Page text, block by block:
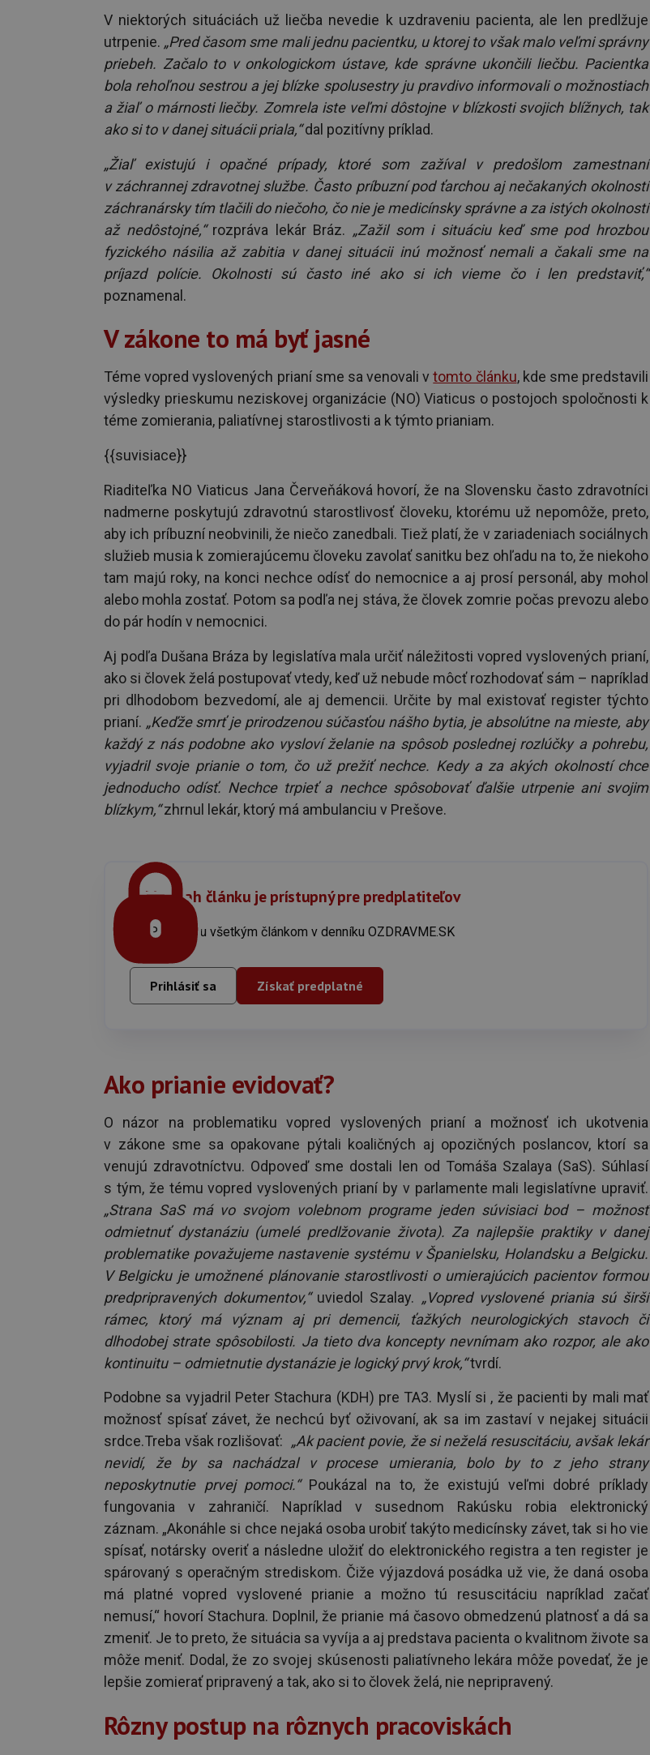
V niektorých situáciách už liečba nevedie k uzdraveniu pacienta, ale len predlžuje
utrpenie. „Pred časom sme mali jednu pacientku, u ktorej to však malo veľmi správny
priebeh. Začalo to v onkologickom ústave, kde správne ukončili liečbu. Pacientka
bola rehoľnou sestrou a jej blízke spolusestry ju pravdivo informovali o možnostiach
a žiaľ o márnosti liečby. Zomrela iste veľmi dôstojne v blízkosti svojich blížnych, tak
ako si to v danej situácii priala,“dal pozitívny príklad.
„Žiaľ existujú i opačné prípady, ktoré som zažíval v predošlom zamestnaní
v záchrannej zdravotnej službe. Často príbuzní pod ťarchou aj nečakaných okolností
záchranársky tím tlačili do niečoho, čo nie je medicínsky správne a za istých okolností
až nedôstojné,“ rozpráva lekár Bráz. „Zažil som i situáciu keď sme pod hrozbou
fyzického násilia až zabitia v danej situácii inú možnosť nemali a čakali sme na
príjazd polície. Okolnosti sú často iné ako si ich vieme čo i len predstaviť,“
poznamenal.
V zákone to má byť jasné
Téme vopred vyslovených prianí sme sa venovali vtomto článku, kde sme predstavili
výsledky prieskumu neziskovej organizácie (NO) Viaticus o postojoch spoločnosti k
téme zomierania, paliatívnej starostlivosti a k týmto prianiam.
{{suvisiace}}
Riaditeľka NO Viaticus Jana Červeňáková hovorí, že na Slovensku často zdravotníci
nadmerne poskytujú zdravotnú starostlivosť človeku, ktorému už nepomôže, preto,
aby ich príbuzní neobvinili, že niečo zanedbali. Tiež platí, že v zariadeniach sociálnych
služieb musia k zomierajúcemu človeku zavolať sanitku bez ohľadu na to, že niekoho
tam majú roky, na konci nechce odísť do nemocnice a aj prosí personál, aby mohol
alebo mohla zostať. Potom sa podľa nej stáva, že človek zomrie počas prevozu alebo
do pár hodín v nemocnici.
Aj podľa Dušana Bráza by legislatíva mala určiť náležitosti vopred vyslovených prianí,
ako si človek želá postupovať vtedy, keď už nebude môcť rozhodovať sám – napríklad
pri dlhodobom bezvedomí, ale aj demencii. Určite by mal existovať register týchto
prianí. „Keďže smrť je prirodzenou súčasťou nášho bytia, je absolútne na mieste, aby
každý z nás podobne ako vysloví želanie na spôsob poslednej rozlúčky a pohrebu,
vyjadril svoje prianie o tom, čo už prežiť nechce. Kedy a za akých okolností chce
jednoducho odísť. Nechce trpieť a nechce spôsobovať ďalšie utrpenie ani svojim
blízkym,“zhrnul lekár, ktorý má ambulanciu v Prešove.
Celý obsah článku je prístupný pre predplatiteľov
Prístup ku všetkým článkom v denníku OZDRAVME.SK
Prihlásiť sa Získať predplatné
Ako prianie evidovať?
O názor na problematiku vopred vyslovených prianí a možnosť ich ukotvenia
v zákone sme sa opakovane pýtali koaličných aj opozičných poslancov, ktorí sa
venujú zdravotníctvu. Odpoveď sme dostali len od Tomáša Szalaya (SaS). Súhlasí
s tým, že tému vopred vyslovených prianí by v parlamente mali legislatívne upraviť.
„Strana SaS má vo svojom volebnom programe jeden súvisiaci bod – možnosť
odmietnuť dystanáziu (umelé predlžovanie života). Za najlepšie praktiky v danej
problematike považujeme nastavenie systému v Španielsku, Holandsku a Belgicku.
V Belgicku je umožnené plánovanie starostlivosti o umierajúcich pacientov formou
predpripravených dokumentov,“ uviedol Szalay. „Vopred vyslovené priania sú širší
rámec, ktorý má význam aj pri demencii, ťažkých neurologických stavoch či
dlhodobej strate spôsobilosti. Ja tieto dva koncepty nevnímam ako rozpor, ale ako
kontinuitu – odmietnutie dystanázie je logický prvý krok,“tvrdí.
Podobne sa vyjadril Peter Stachura (KDH) pre TA3. Myslí si , že pacienti by mali mať
možnosť spísať závet, že nechcú byť oživovaní, ak sa im zastaví v nejakej situácii
srdce.Treba však rozlišovať: „Ak pacient povie, že si neželá resuscitáciu, avšak lekár
nevidí, že by sa nachádzal v procese umierania, bolo by to z jeho strany
neposkytnutie prvej pomoci.“Poukázal na to, že existujú veľmi dobré príklady
fungovania v zahraničí. Napríklad v susednom Rakúsku robia elektronický
záznam. „Akonáhle si chce nejaká osoba urobiť takýto medicínsky závet, tak si ho vie
spísať, notársky overiť a následne uložiť do elektronického registra a ten register je
spárovaný s operačným strediskom. Čiže výjazdová posádka už vie, že daná osoba
má platné vopred vyslovené prianie a možno tú resuscitáciu napríklad začať
nemusí,“ hovorí Stachura. Doplnil, že prianie má časovo obmedzenú platnosť a dá sa
zmeniť. Je to preto, že situácia sa vyvíja a aj predstava pacienta o kvalitnom živote sa
môže meniť. Dodal, že zo svojej skúsenosti paliatívneho lekára môže povedať, že je
lepšie zomierať pripravený a tak, ako si to človek želá, nie nepripravený.
Rôzny postup na rôznych pracoviskách